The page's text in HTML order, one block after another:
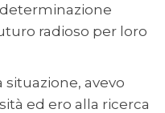
radioso per loro
situazione, avevo
ed ero alla ricerca